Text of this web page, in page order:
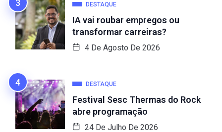
DESTAQUE
IA vai roubar empregos ou
transformar carreiras?
4 De Agosto De 2026
DESTAQUE
Festival Sesc Thermas do Rock
abre programação
24 De Julho De 2026